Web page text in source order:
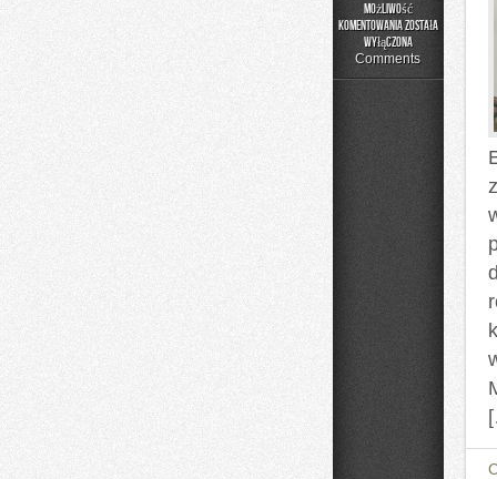
Możliwość
komentowania
sportowe
została
wyłączona
Comments